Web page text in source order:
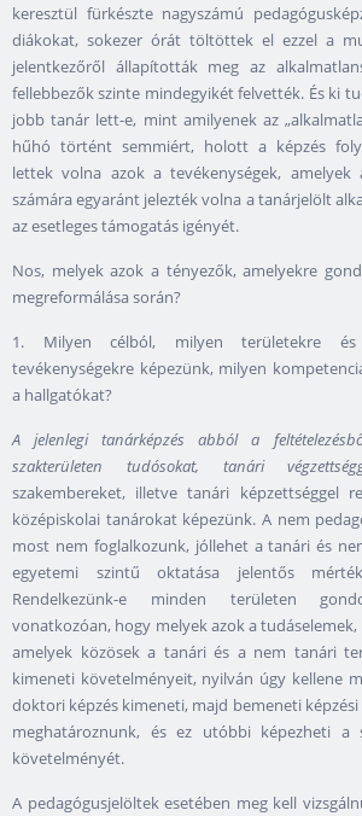
keresztül fürkészte nagyszámú
diákokat, sokezer órát töltöttek el ezzel a
jelentkezőről állapították meg az
fellebbezők szinte mindegyikét felvették. És ki
jobb tanár lett-e, mint amilyenek az
hűhó történt semmiért, holott a képzés
lettek volna azok a tevékenységek,
számára egyaránt jelezték volna a tanárjelölt
az esetleges támogatás igényét.
Nos, melyek azok a tényezők, amelyekre
megreformálása során?
1. Milyen célból, milyen területekre
tevékenységekre képezünk, milyen
a hallgatókat?
A jelenlegi tanárképzés abból a
szakterületen tudósokat, tanári
szakembereket, illetve tanári képzettséggel
középiskolai tanárokat képezünk. A nem
most nem foglalkozunk, jóllehet a tanári és
egyetemi szintű oktatása jelentős
Rendelkezünk-e minden területen
vonatkozóan, hogy melyek azok a tudáselemek,
amelyek közösek a tanári és a nem tanári
kimeneti követelményeit, nyilván úgy kellene
doktori képzés kimeneti, majd bemeneti
meghatároznunk, és ez utóbbi képezheti a
követelményét.
A pedagógusjelöltek esetében meg kell